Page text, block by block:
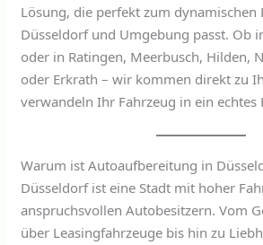
Lösung, die perfekt zum dynamischen
Düsseldorf und Umgebung passt. Ob
oder in Ratingen, Meerbusch, Hilden,
oder Erkrath – wir kommen direkt zu
verwandeln Ihr Fahrzeug in ein echtes
Warum ist Autoaufbereitung in
Düsseldorf ist eine Stadt mit hoher
anspruchsvollen Autobesitzern. Vom
über Leasingfahrzeuge bis hin zu